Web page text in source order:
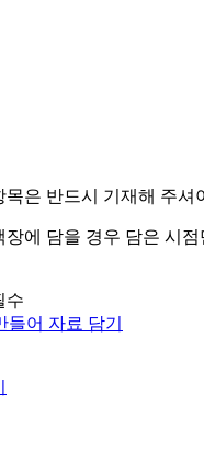
목은 반드시 기재해 주셔
장에 담을 경우 담은 시
들어 자료 담기